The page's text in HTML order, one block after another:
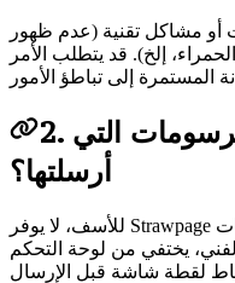
أو مشاكل تقنية (عدم ظهور
إلخ). قد يتطلب الأمر
2. هل يمكنك التحقق من الرسومات التي
أرسلتها؟
للأسف، لا يوفر Strawpage سجلًا مدمجًا للحيل أو الرسومات
يختفي من لوحة التحكم